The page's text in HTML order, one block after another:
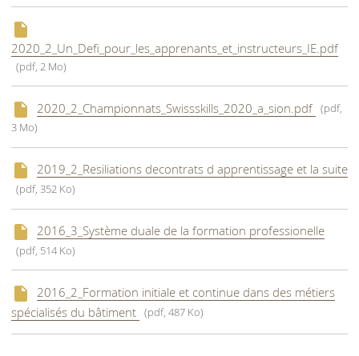
2020_2_Un_Defi_pour_les_apprenants_et_instructeurs_IE.pdf
(pdf, 2 Mo)
2020_2_Championnats_Swissskills_2020_a_sion.pdf (pdf,
3 Mo)
2019_2_Resiliations decontrats d apprentissage et la suite
(pdf, 352 Ko)
2016_3_Système duale de la formation professionelle
(pdf, 514 Ko)
2016_2_Formation initiale et continue dans des métiers
spécialisés du bâtiment
(pdf, 487 Ko)